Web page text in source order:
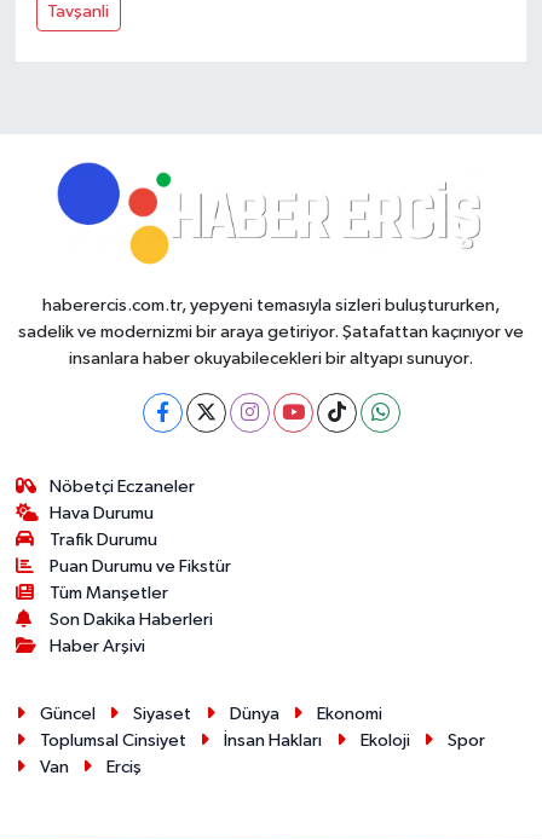
Tavşanli
haberercis.com.tr, yepyeni temasıyla sizleri buluştururken,
sadelik ve modernizmi bir araya getiriyor. Şatafattan kaçınıyor ve
insanlara haber okuyabilecekleri bir altyapı sunuyor.
Nöbetçi Eczaneler
Hava Durumu
Trafik Durumu
Puan Durumu ve Fikstür
Tüm Manşetler
Son Dakika Haberleri
Haber Arşivi
Güncel Siyaset Dünya
Ekonomi
Toplumsal Cinsiyet
İnsan Hakları Ekoloji
Spor
Van
Erciş